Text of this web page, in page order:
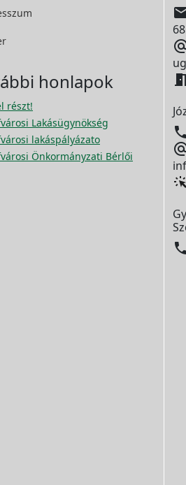
honlapok
részt!
Lakásügynökség
lakáspályázato
Önkormányzati Bérlői
